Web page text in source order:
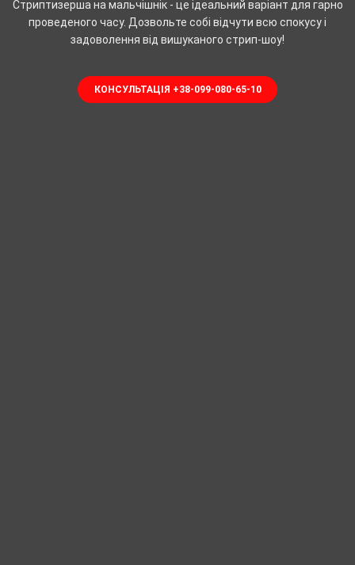
Стриптизерша на мальчішнік - це ідеальний варіант для гарно
проведеного часу. Дозвольте собі відчути всю спокусу і
задоволення від вишуканого стрип-шоу!
КОНСУЛЬТАЦІЯ +38-099-080-65-10